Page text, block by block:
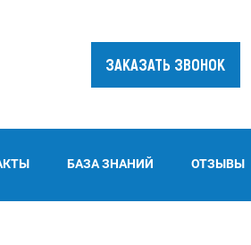
ЗАКАЗАТЬ ЗВОНОК
БАЗА ЗНАНИЙ ОТЗЫВЫ